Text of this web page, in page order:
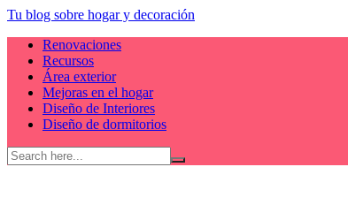
Skip
content
Tu blog sobre hogar y decoración
Renovaciones
Recursos
Área exterior
Mejoras en el hogar
Diseño de Interiores
Diseño de dormitorios